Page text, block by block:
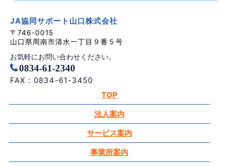
JA協同サポート山口株式会社
〒746-0015
山口県周南市清水一丁目９番５号
お気軽にお問い合わせください。
0834-61-2340
FAX：0834-61-3450
TOP
法人案内
サービス案内
事業所案内